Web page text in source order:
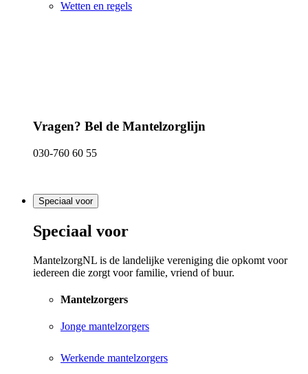
Wetten en regels
Vragen? Bel de Mantelzorglijn
030-760 60 55
Speciaal voor
Speciaal voor
MantelzorgNL is de landelijke vereniging die opkomt voor
iedereen die zorgt voor familie, vriend of buur.
Mantelzorgers
Jonge mantelzorgers
Werkende mantelzorgers